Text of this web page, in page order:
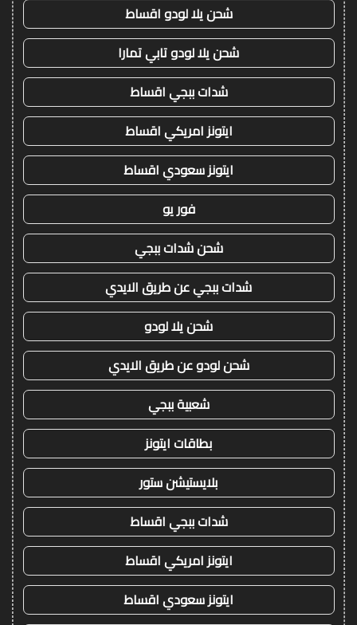
شحن يلا لودو اقساط
شحن يلا لودو تابي تمارا
شدات ببجي اقساط
ايتونز امريكي اقساط
ايتونز سعودي اقساط
فور يو
شحن شدات ببجي
شدات ببجي عن طريق الايدي
شحن يلا لودو
شحن لودو عن طريق الايدي
شعبية ببجي
بطاقات ايتونز
بلايستيشن ستور
شدات ببجي اقساط
ايتونز امريكي اقساط
ايتونز سعودي اقساط